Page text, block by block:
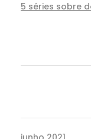
5 séries sobre